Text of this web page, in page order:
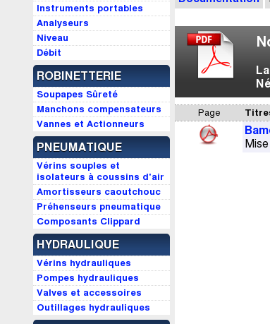
Instruments portables
Analyseurs
Niveau
Débit
ROBINETTERIE
Soupapes Sûreté
Manchons compensateurs
Vannes et Actionneurs
PNEUMATIQUE
Vérins souples et
isolateurs à coussins d'air
Amortisseurs caoutchouc
Préhenseurs pneumatique
Composants Clippard
HYDRAULIQUE
Vérins hydrauliques
Pompes hydrauliques
Valves et accessoires
Outillages hydrauliques
Page